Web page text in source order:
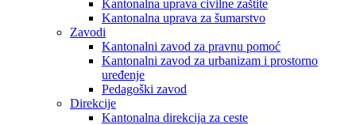
Kantonalna uprava civilne zaštite
Kantonalna uprava za šumarstvo
Zavodi
Kantonalni zavod za pravnu pomoć
Kantonalni zavod za urbanizam i prostorno
uređenje
Pedagoški zavod
Direkcije
Kantonalna direkcija za ceste